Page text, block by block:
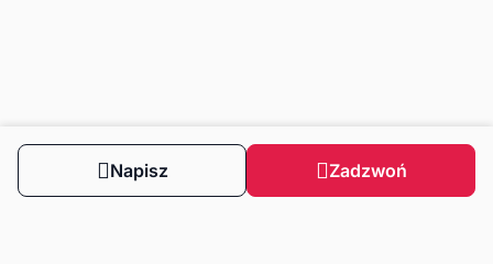
Zadzwoń
Napisz